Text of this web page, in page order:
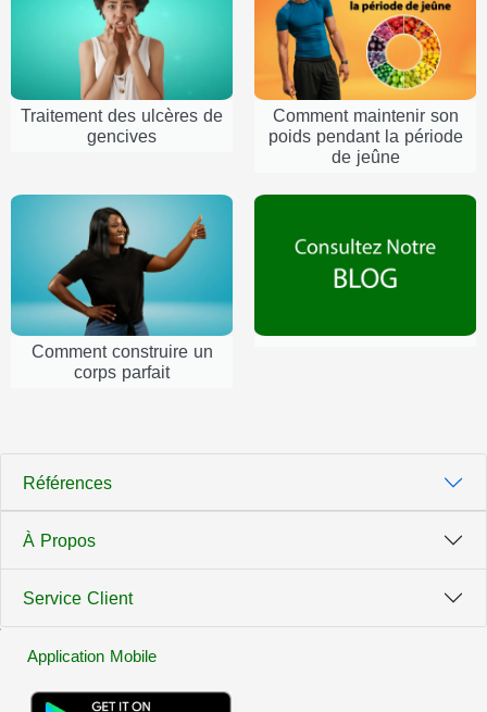
Traitement des ulcères de
gencives
Comment maintenir son
poids pendant la période
de jeûne
Comment construire un
corps parfait
Références
À Propos
Service Client
Application Mobile